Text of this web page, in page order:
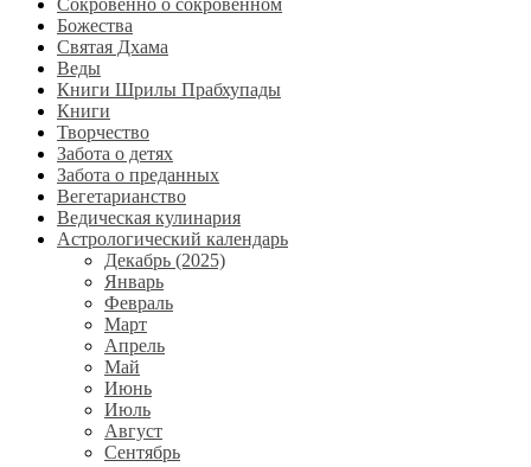
Божества
Святая Дхама
Веды
Книги Шрилы Прабхупады
Книги
Творчество
Забота о детях
Забота о преданных
Вегетарианство
Ведическая кулинария
Астрологический календарь
Декабрь (2025)
Январь
Февраль
Март
Апрель
Май
Июнь
Июль
Август
Сентябрь